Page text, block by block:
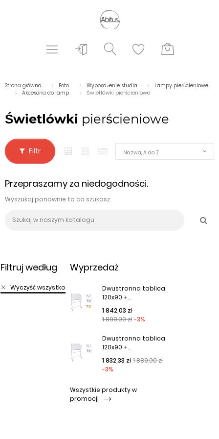
Strona główna Foto Wyposażenie studia
Lampy pierścieniowe
Akcesoria do lamp
Świetlówki pierścieniowe
Świetlówki pierścieniowe
Filtr Nazwa, A do Z
Przepraszamy za niedogodności.
Wyszukaj ponownie to co szukasz
Filtruj według
Wyczyść wszystko
Wyprzedaż
Dwustronna tablica
120x90 +...
Cena podstawowa
1 899,00 zł -3%
Cena
1 842,03 zł
Dwustronna tablica
120x90 +...
Cena podstawowa
1 889,00 zł
-3%
Cena
1 832,33 zł
Wszystkie produkty w
promocji